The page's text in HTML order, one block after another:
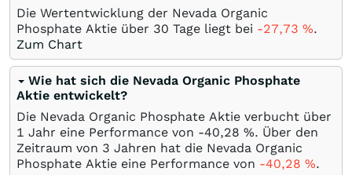
Die Wertentwicklung der Nevada Organic
Phosphate Aktie über 30 Tage liegt bei -27,73 %.
Zum Chart
Wie hat sich die Nevada Organic Phosphate
Aktie entwickelt?
Die Nevada Organic Phosphate Aktie verbucht über
1 Jahr eine Performance von -40,28 %. Über den
Zeitraum von 3 Jahren hat die Nevada Organic
Phosphate Aktie eine Performance von -40,28 %.